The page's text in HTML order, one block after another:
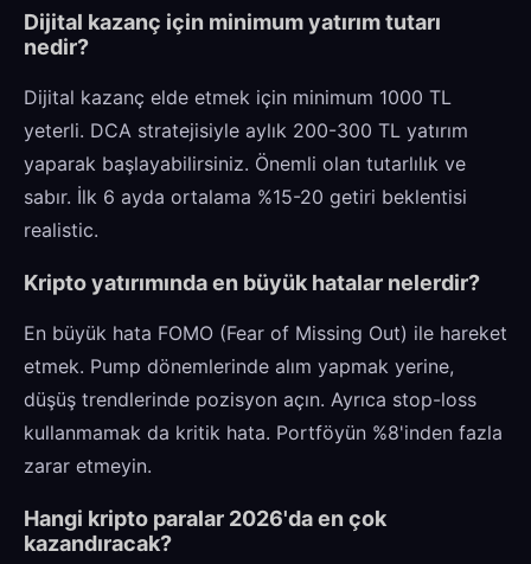
Dijital kazanç için minimum yatırım tutarı
nedir?
Dijital kazanç elde etmek için minimum 1000 TL
yeterli. DCA stratejisiyle aylık 200-300 TL yatırım
yaparak başlayabilirsiniz. Önemli olan tutarlılık ve
sabır. İlk 6 ayda ortalama %15-20 getiri beklentisi
realistic.
Kripto yatırımında en büyük hatalar nelerdir?
En büyük hata FOMO (Fear of Missing Out) ile hareket
etmek. Pump dönemlerinde alım yapmak yerine,
düşüş trendlerinde pozisyon açın. Ayrıca stop-loss
kullanmamak da kritik hata. Portföyün %8'inden fazla
zarar etmeyin.
Hangi kripto paralar 2026'da en çok
kazandıracak?